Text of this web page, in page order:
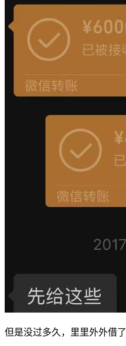
但是没过多久，里里外外借